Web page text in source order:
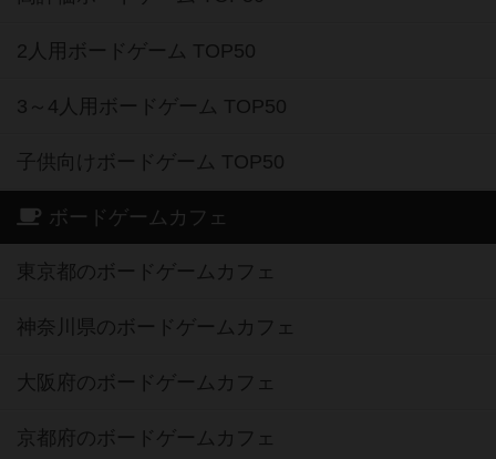
2人用ボードゲーム TOP50
3～4人用ボードゲーム TOP50
子供向けボードゲーム TOP50
ボードゲームカフェ
東京都のボードゲームカフェ
神奈川県のボードゲームカフェ
大阪府のボードゲームカフェ
京都府のボードゲームカフェ